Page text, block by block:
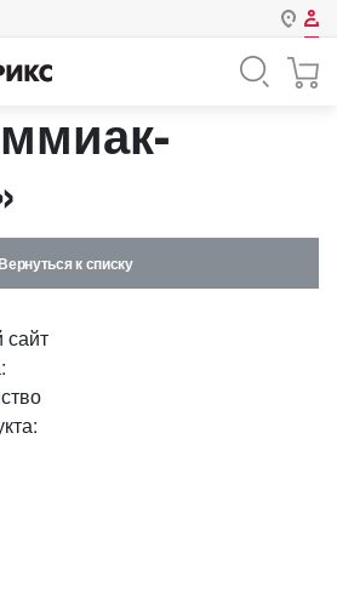
аккаунта?
Пароль
Запомнить меня на этом
свой пароль?
к списку
сайт